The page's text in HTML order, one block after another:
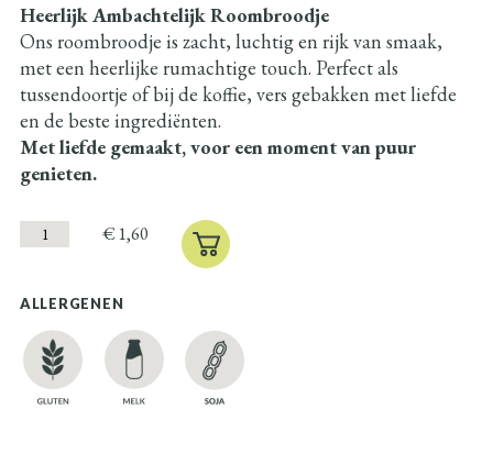
Heerlijk Ambachtelijk Roombroodje
Ons roombroodje is zacht, luchtig en rijk van smaak,
met een heerlijke rumachtige touch. Perfect als
tussendoortje of bij de koffie, vers gebakken met liefde
en de beste ingrediënten.
Met liefde gemaakt, voor een moment van puur
genieten.
€ 1,60
ALLERGENEN